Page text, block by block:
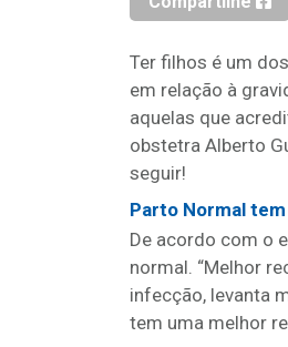
Ter filhos é um
em relação à
aquelas que
obstetra Alberto
seguir!
Parto Normal
De acordo com o
normal. “Melhor
infecção, levanta
tem uma melhor